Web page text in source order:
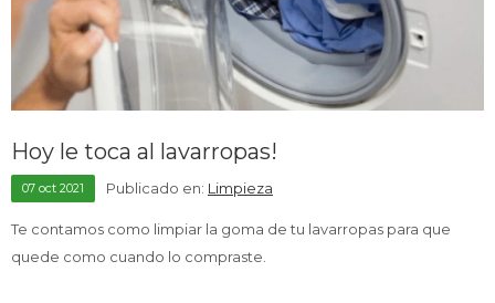
Hoy le toca al lavarropas!
07 oct 2021 Publicado en: Limpieza
Te contamos como limpiar la goma de tu lavarropas para que
quede como cuando lo compraste.
Lavado
TV & Audio